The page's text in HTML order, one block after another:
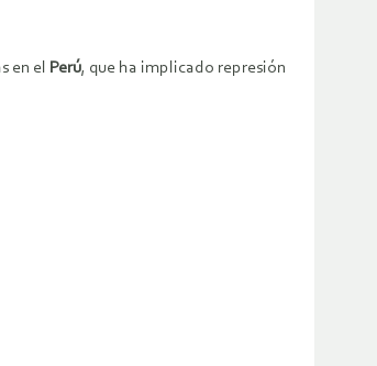
en el Perú, que ha implicado represión